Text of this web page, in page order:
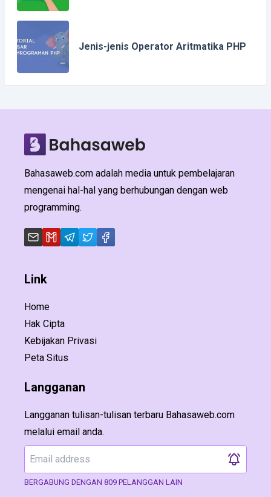
Jenis-jenis Operator Aritmatika PHP
Bahasaweb.com adalah media untuk pembelajaran
mengenai hal-hal yang berhubungan dengan web
programming.
Link
Home
Hak Cipta
Kebijakan Privasi
Peta Situs
Langganan
Langganan tulisan-tulisan terbaru Bahasaweb.com
melalui email anda.
BERGABUNG DENGAN 809 PELANGGAN LAIN